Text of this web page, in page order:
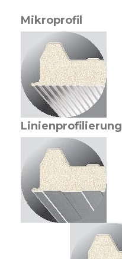
Mikroprofil
Linienprofilierung